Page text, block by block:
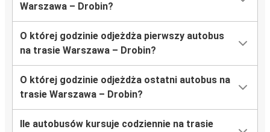
Warszawa – Drobin?
O której godzinie odjeżdża pierwszy autobus
na trasie Warszawa – Drobin?
O której godzinie odjeżdża ostatni autobus na
trasie Warszawa – Drobin?
Ile autobusów kursuje codziennie na trasie